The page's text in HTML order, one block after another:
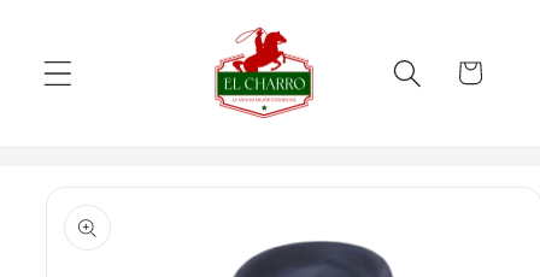
Cart
information